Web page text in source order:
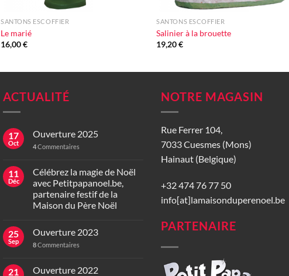
SANTONS ESCOFFIER
Le marié
16,00€
SANTONS ESCOFFIER
Salinier à la brouette
19,20€
ACTUALITÉ
17
Oct
Ouverture 2025
4Commentaires
11
Déc
Célébrez la magie de Noël
avec Petitpapanoel.be,
partenaire festif de la
Maison du Père Noël
25
Sep
Ouverture 2023
8Commentaires
21 Ouverture 2022
NOTRE MAGASIN
Rue Ferrer 104,
7033 Cuesmes (Mons)
Hainaut (Belgique)
+32 474 76 77 50
info[at]lamaisonduperenoel.be
PARTENAIRE